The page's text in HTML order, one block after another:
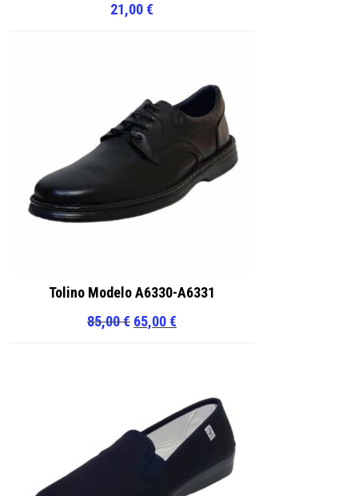
21,00€
Tolino Modelo A6330-A6331
85,00€ El
85,00 €.
65,00€
65,00 €.